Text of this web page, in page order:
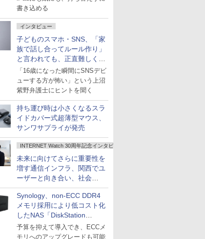
書き込める
インタビュー
子どものスマホ・SNS、「家
族で話し合ってルール作り」
と言われても、正直難しくな
いですか？
「16歳になった瞬間にSNSデビ
ューする方が怖い」という上沼
紫野弁護士にヒントを聞く
持ち運び時は小さくなるスラ
イドカバー式超薄型マウス、
サンワサプライが発売
INTERNET Watch 30周年記念インタビュー
未来に向けてさらに重要性を
増す通信インフラ、関西でユ
ーザーと向き合い、社会
の“あたらしい”を起動し続け
る～オプテージ
Synology、non-ECC DDR4
メモリ採用により低コスト化
したNAS「DiskStation
neo+」シリーズ
予算を抑えて導入でき、ECCメ
モリへのアップグレードも可能